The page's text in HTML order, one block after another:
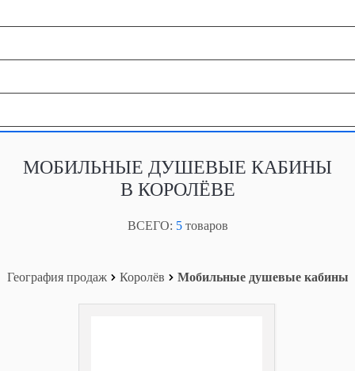
МОБИЛЬНЫЕ ДУШЕВЫЕ КАБИНЫ
В КОРОЛЁВЕ
ВСЕГО: 5товаров
География продаж Королёв Мобильные душевые кабины